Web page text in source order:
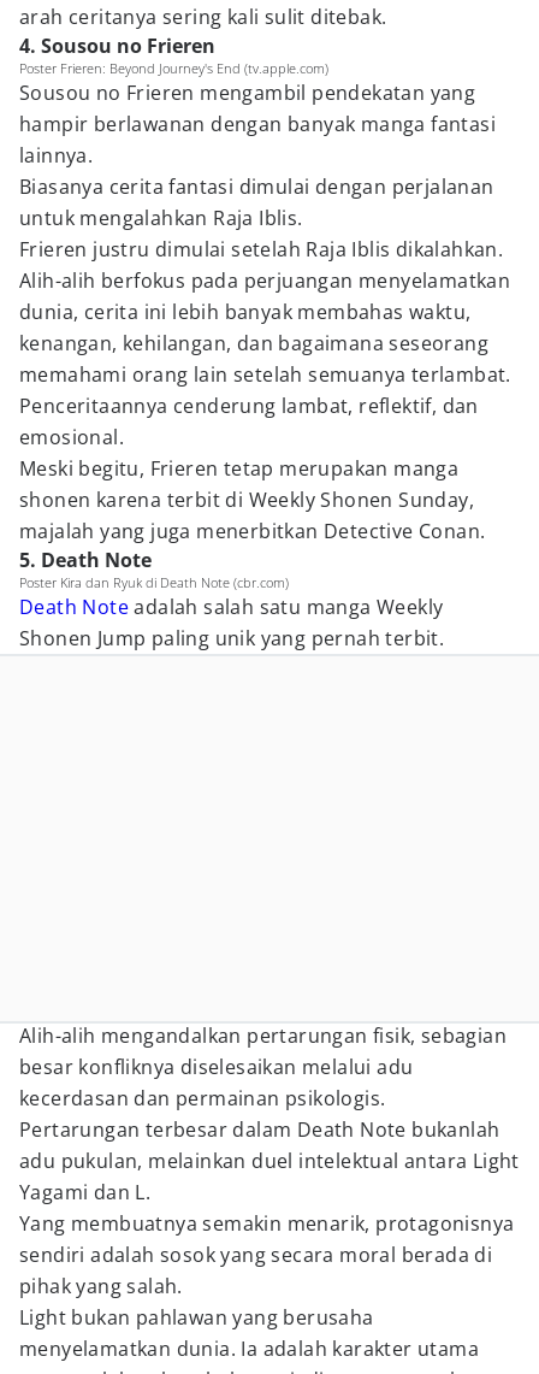
arah ceritanya sering kali sulit ditebak.
4. Sousou no Frieren
Poster Frieren: Beyond Journey's End (tv.apple.com)
Sousou no Frieren mengambil pendekatan yang
hampir berlawanan dengan banyak manga fantasi
lainnya.
Biasanya cerita fantasi dimulai dengan perjalanan
untuk mengalahkan Raja Iblis.
Frieren justru dimulai setelah Raja Iblis dikalahkan.
Alih-alih berfokus pada perjuangan menyelamatkan
dunia, cerita ini lebih banyak membahas waktu,
kenangan, kehilangan, dan bagaimana seseorang
memahami orang lain setelah semuanya terlambat.
Penceritaannya cenderung lambat, reflektif, dan
emosional.
Meski begitu, Frieren tetap merupakan manga
shonen karena terbit di Weekly Shonen Sunday,
majalah yang juga menerbitkan Detective Conan.
5. Death Note
Poster Kira dan Ryuk di Death Note (cbr.com)
Death Noteadalah salah satu manga Weekly
Shonen Jump paling unik yang pernah terbit.
Alih-alih mengandalkan pertarungan fisik, sebagian
besar konfliknya diselesaikan melalui adu
kecerdasan dan permainan psikologis.
Pertarungan terbesar dalam Death Note bukanlah
adu pukulan, melainkan duel intelektual antara Light
Yagami dan L.
Yang membuatnya semakin menarik, protagonisnya
sendiri adalah sosok yang secara moral berada di
pihak yang salah.
Light bukan pahlawan yang berusaha
menyelamatkan dunia. Ia adalah karakter utama